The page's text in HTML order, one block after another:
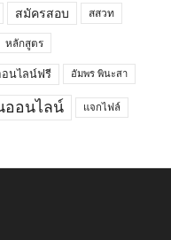
สมัครสอบ สสวท
หลักสูตร
อนไลน์ฟรี อัมพร พินะสา
ออนไลน์ แจกไฟล์